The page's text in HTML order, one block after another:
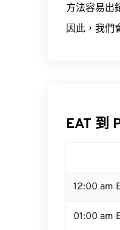
方法容易出
因此，我們
EAT 到
12:00 am
01:00 am